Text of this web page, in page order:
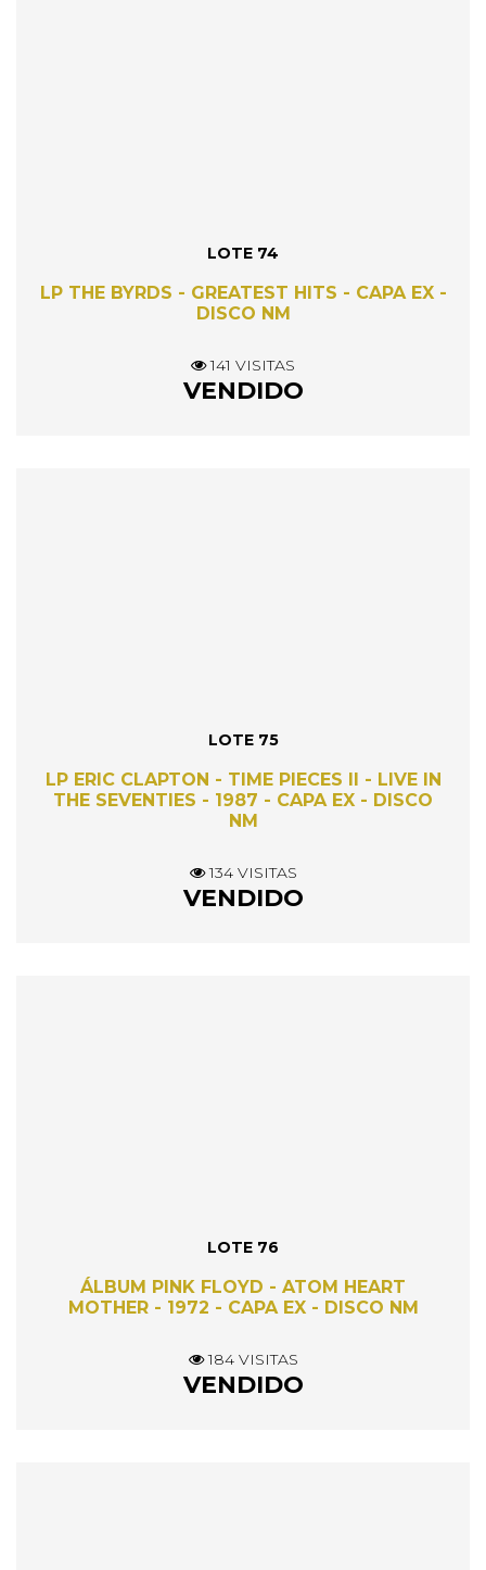
LOTE 74
LP THE BYRDS - GREATEST HITS - CAPA EX -
DISCO NM
141 VISITAS
VENDIDO
LOTE 75
LP ERIC CLAPTON - TIME PIECES II - LIVE IN
THE SEVENTIES - 1987 - CAPA EX - DISCO
NM
134 VISITAS
VENDIDO
LOTE 76
ÁLBUM PINK FLOYD - ATOM HEART
MOTHER - 1972 - CAPA EX - DISCO NM
184 VISITAS
VENDIDO